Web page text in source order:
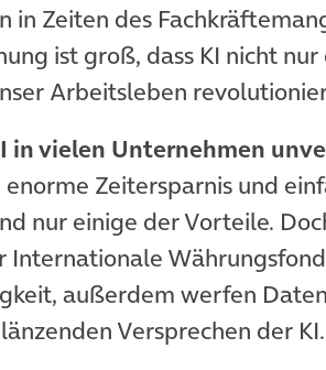
in Zeiten des
ist groß, dass KI nicht
Arbeitsleben
in vielen Unternehmen
Zeitersparnis und
nur einige der Vorteile.
Internationale
außerdem werfen
Versprechen der KI.